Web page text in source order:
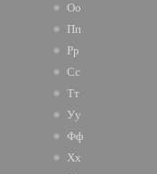
Оо
Пп
Рр
Сс
Тт
Уу
Фф
Хх